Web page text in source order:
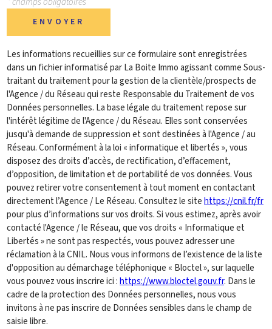
ENVOYER
Les informations recueillies sur ce formulaire sont enregistrées
dans un fichier informatisé par La Boite Immo agissant comme Sous-
traitant du traitement pour la gestion de la clientèle/prospects de
l'Agence / du Réseau qui reste Responsable du Traitement de vos
Données personnelles. La base légale du traitement repose sur
l'intérêt légitime de l'Agence / du Réseau. Elles sont conservées
jusqu'à demande de suppression et sont destinées à l'Agence / au
Réseau. Conformément à la loi « informatique et libertés », vous
disposez des droits d’accès, de rectification, d’effacement,
d’opposition, de limitation et de portabilité de vos données. Vous
pouvez retirer votre consentement à tout moment en contactant
directement l’Agence / Le Réseau. Consultez le sitehttps://cnil.fr/fr
pour plus d’informations sur vos droits. Si vous estimez, après avoir
contacté l'Agence / le Réseau, que vos droits « Informatique et
Libertés » ne sont pas respectés, vous pouvez adresser une
réclamation à la CNIL. Nous vous informons de l’existence de la liste
d'opposition au démarchage téléphonique « Bloctel », sur laquelle
vous pouvez vous inscrire ici :https://www.bloctel.gouv.fr. Dans le
cadre de la protection des Données personnelles, nous vous
invitons à ne pas inscrire de Données sensibles dans le champ de
saisie libre.